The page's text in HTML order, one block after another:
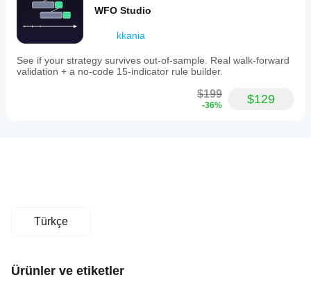
Mac'te
mevcuttur.
ekleyerek
cTrader
genişletir.
Eklentiler,
işlevselliklerine ve
yapılandırmalarına
verileri veya haricî
hizmetlerle
WFO Studio
kkania
See if your strategy survives out-of-sample. Real walk-forward
validation + a no-code 15-indicator rule builder.
$199
-36% $129
Türkçe
Ürünler ve etiketler